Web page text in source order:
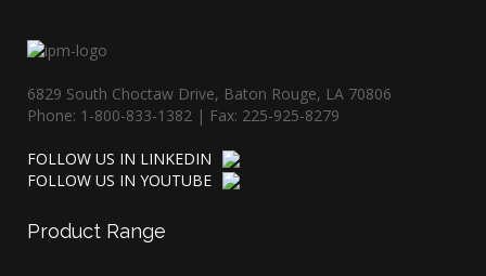
6829 South Choctaw Drive, Baton Rouge, LA 70806
Phone: 1-800-833-1382 | Fax: 225-925-8279
FOLLOW US IN LINKEDIN
FOLLOW US IN YOUTUBE
Product Range